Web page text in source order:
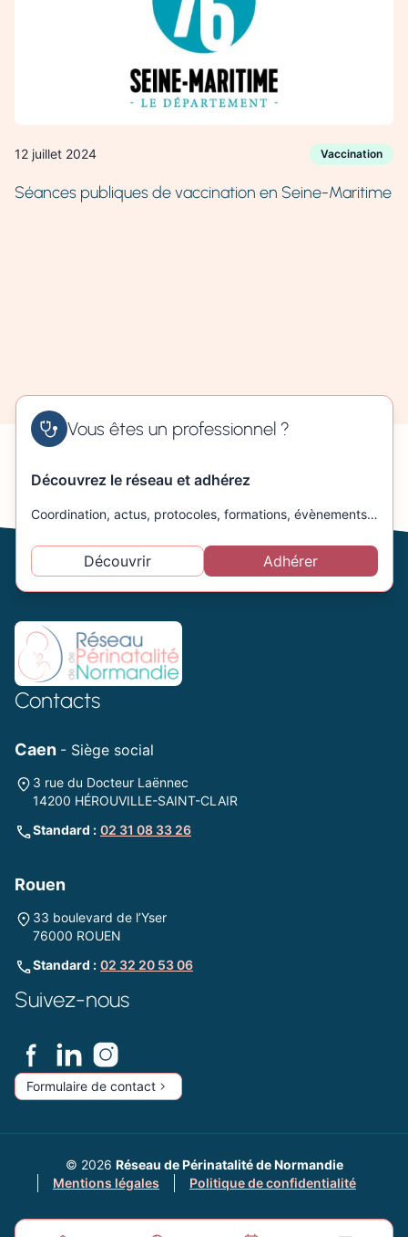
12 juillet 2024 Vaccination
Séances publiques de vaccination en Seine-Maritime
Vous êtes un professionnel ?
Découvrez le réseau et adhérez
Coordination, actus, protocoles, formations, évènements…
Découvrir Adhérer
Contacts
Caen - Siège social
3 rue du Docteur Laënnec
14200 HÉROUVILLE-SAINT-CLAIR
Standard : 02 31 08 33 26
Rouen
33 boulevard de l’Yser
76000 ROUEN
Standard : 02 32 20 53 06
Suivez-nous
Formulaire de contact
© 2026 Réseau de Périnatalité de Normandie
Mentions légales
Politique de confidentialité